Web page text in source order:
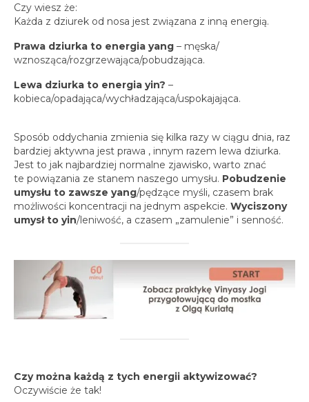
Czy wiesz że:
Każda z dziurek od nosa jest związana z inną energią.
Prawa dziurka to energia yang – męska/
wznosząca/rozgrzewająca/pobudzająca.
Lewa dziurka to energia yin? –
kobieca/opadająca/wychładzająca/uspokajająca.
Sposób oddychania zmienia się kilka razy w ciągu dnia, raz
bardziej aktywna jest prawa , innym razem lewa dziurka.
Jest to jak najbardziej normalne zjawisko, warto znać
te powiązania ze stanem naszego umysłu. Pobudzenie
umysłu to zawsze yang/pędzące myśli, czasem brak
możliwości koncentracji na jednym aspekcie. Wyciszony
umysł to yin/leniwość, a czasem „zamulenie” i senność.
Czy można każdą z tych energii aktywizować?
Oczywiście że tak!